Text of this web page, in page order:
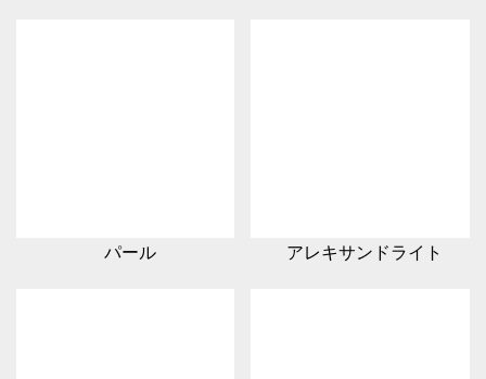
パール アレキサンドライト